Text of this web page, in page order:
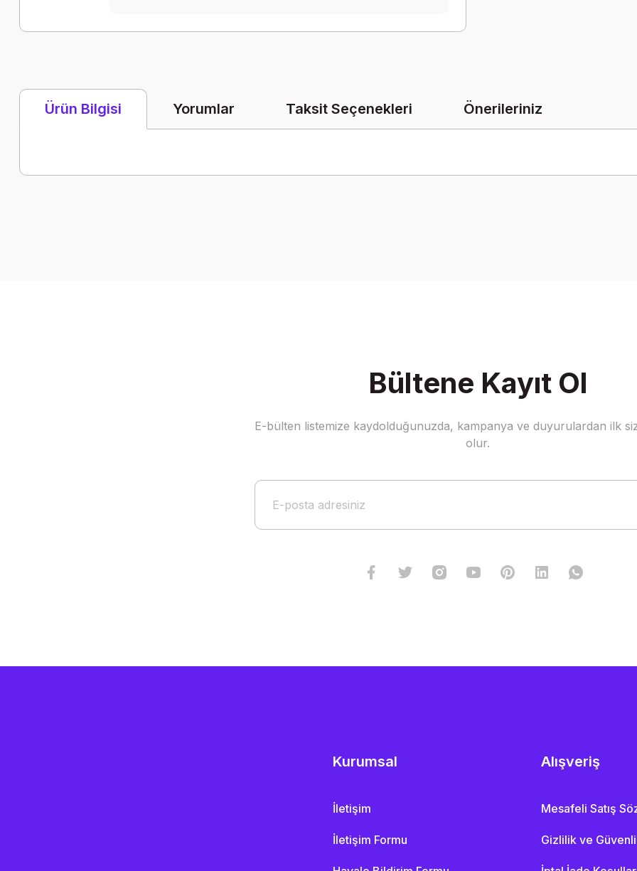
Ürün Bilgisi Yorumlar Taksit Seçenekleri Önerileriniz
Gönder
Bültene Kayıt Ol
E-bülten listemize kaydolduğunuzda, kampanya ve duyurulardan ilk
olur.
Kurumsal
İletişim
İletişim Formu
Alışveriş
Mesafeli Satış
Gizlilik ve